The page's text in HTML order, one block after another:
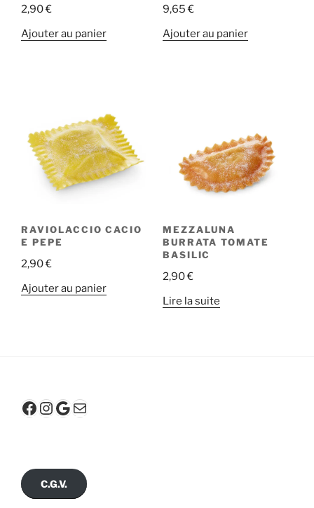
2,90€
Ajouter au panier
9,65€
Ajouter au panier
RAVIOLACCIO CACIO
E PEPE
2,90€
Ajouter au panier
MEZZALUNA
BURRATA TOMATE
BASILIC
2,90€
Lire la suite
Facebook
Instagram
Google
E-mail
C.G.V.